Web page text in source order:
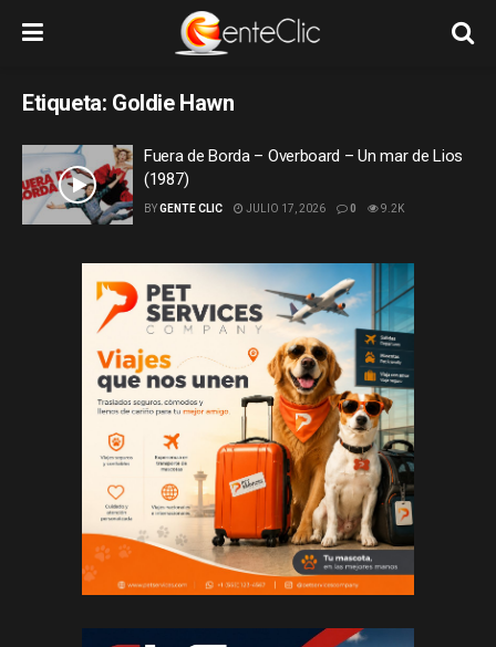
Etiqueta: Goldie Hawn
Fuera de Borda – Overboard – Un mar de Lios
(1987)
BYGENTE CLIC JULIO 17, 2026 0 9.2K